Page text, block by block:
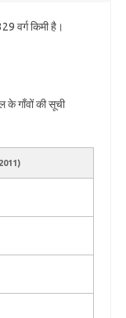
वर्ग किमी है।
के गाँवों की सूची